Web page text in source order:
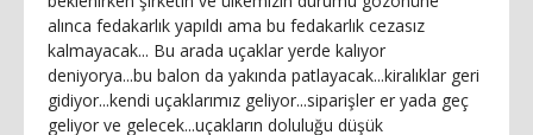
alınca fedakarlık yapıldı ama bu fedakarlık cezasız
kalmayacak... Bu arada uçaklar yerde kalıyor
deniyorya...bu balon da yakında patlayacak...kiralıklar geri
gidiyor...kendi uçaklarımız geliyor...siparişler er yada geç
geliyor ve gelecek...uçakların doluluğu düşük